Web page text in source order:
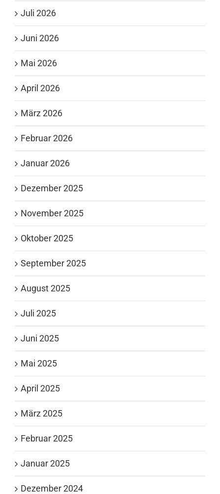
Juli 2026
Juni 2026
Mai 2026
April 2026
März 2026
Februar 2026
Januar 2026
Dezember 2025
November 2025
Oktober 2025
September 2025
August 2025
Juli 2025
Juni 2025
Mai 2025
April 2025
März 2025
Februar 2025
Januar 2025
Dezember 2024